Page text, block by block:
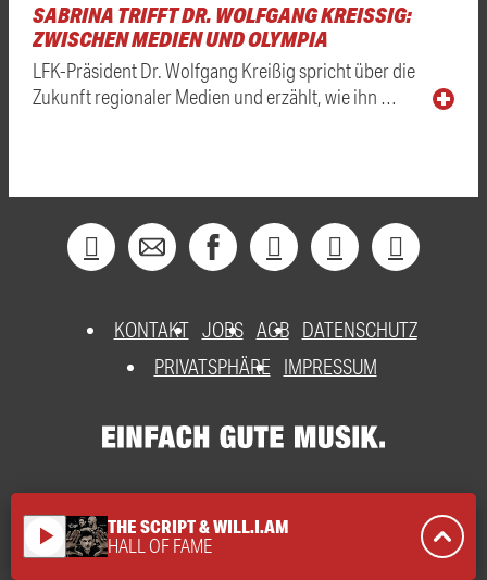
SABRINA TRIFFT DR. WOLFGANG KREISSIG: Z
WISCHEN MEDIEN UND OLYMPIA
LFK-Präsident Dr. Wolfgang Kreißig spricht über die
Zukunft regionaler Medien und erzählt, wie ihn …
KONTAKT JOBS AGB DATENSCHUTZ
PRIVATSPHÄRE
IMPRESSUM
play_arrow THE SCRIPT & WILL.I.AM
HALL OF FAME